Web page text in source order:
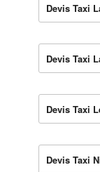
Devis Taxi
Devis Taxi
Devis Taxi
Devis Taxi